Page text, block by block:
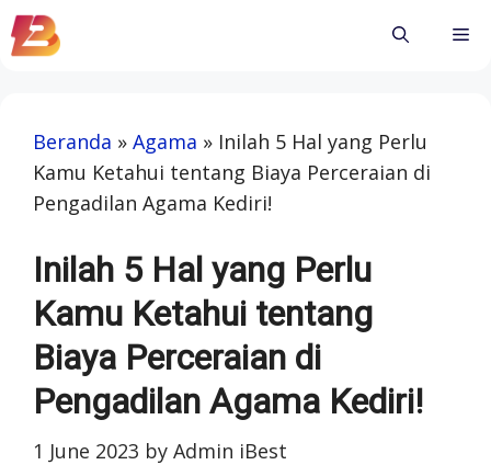
Skip
to
Beranda » Agama » Inilah 5 Hal yang Perlu
Kamu Ketahui tentang Biaya Perceraian di
Pengadilan Agama Kediri!
Inilah 5 Hal yang Perlu
Kamu Ketahui tentang
Biaya Perceraian di
Pengadilan Agama Kediri!
1 June 2023 by Admin iBest